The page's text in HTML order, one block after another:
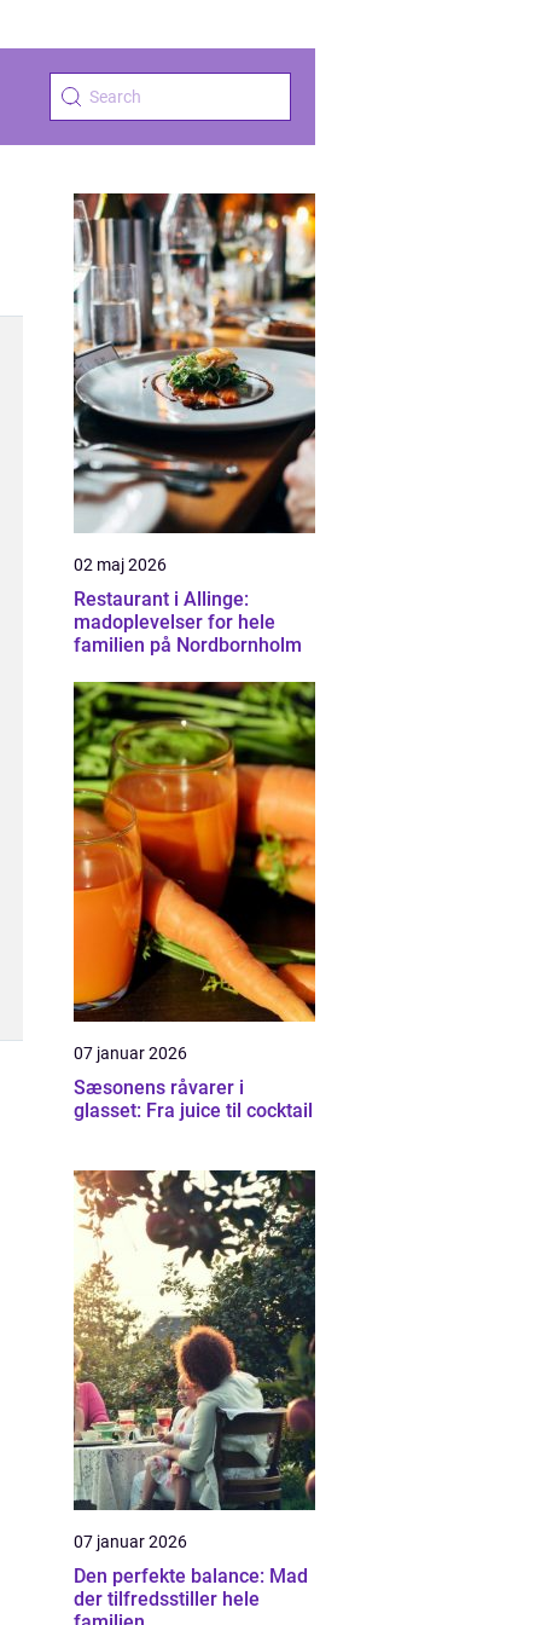
02 maj 2026
Restaurant i Allinge:
madoplevelser for hele
familien på Nordbornholm
07 januar 2026
Sæsonens råvarer i
glasset: Fra juice til cocktail
07 januar 2026
Den perfekte balance: Mad
der tilfredsstiller hele